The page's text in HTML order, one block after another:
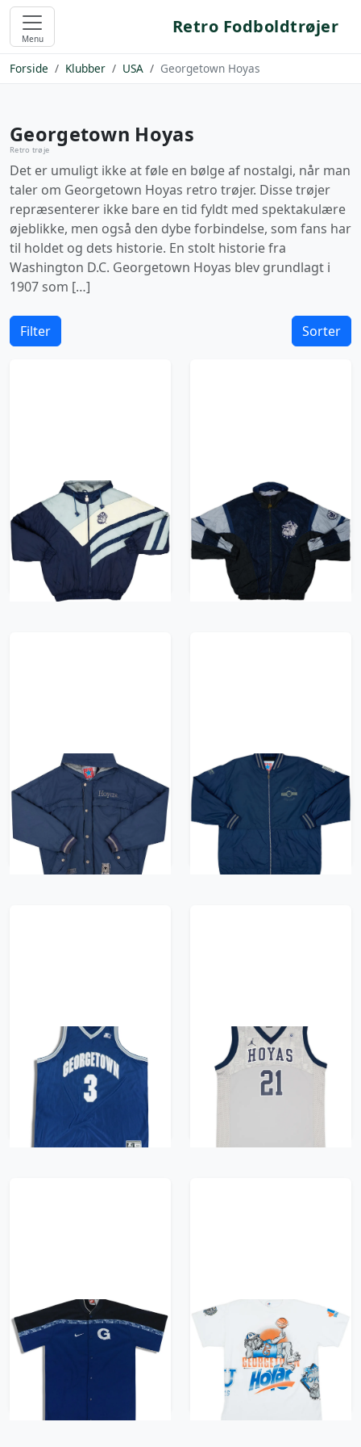
Menu
Retro Fodboldtrøjer
Forside Klubber USA Georgetown Hoyas
Georgetown Hoyas
Retro trøje
Det er umuligt ikke at føle en bølge af nostalgi, når man
taler om Georgetown Hoyas retro trøjer. Disse trøjer
repræsenterer ikke bare en tid fyldt med spektakulære
øjeblikke, men også den dybe forbindelse, som fans har
til holdet og dets historie. En stolt historie fra
Washington D.C. Georgetown Hoyas blev grundlagt i
1907 som […]
Filter Sorter
1990s Georgetown
Hoyas Logo 7 Rain
Coat - 8/10 - (L)
1044 kr / £119.99
1990s Georgetown
Hoyas Pro Player
Windbreaker Jacket -
9/10 - (L)
1044 kr / £119.99
1995 Georgetown
Hoyas Campri
Teamline Rain Jacket
XL
835 kr / £95.99
1992-93 Georgetown
Hoyas Campri
Teamline Rain Jacket -
8/10 - (L)
835 kr / £95.99
1994-96 Georgetown
Hoyas Iverson #3
Starter Jersey (Away)
XXL
626 kr / £71.99
2009-11 Georgetown
Hoyas Clark #21
Jordan Home Jersey -
9/10 - (L)
1990s Georgetown
Hoyas Nike Shooting
522 kr / £59.99
1991-92 Georgetown
Hoyas Bulletin
Athletic Tee - 9/10 -
(One Size)
522 kr / £59.99